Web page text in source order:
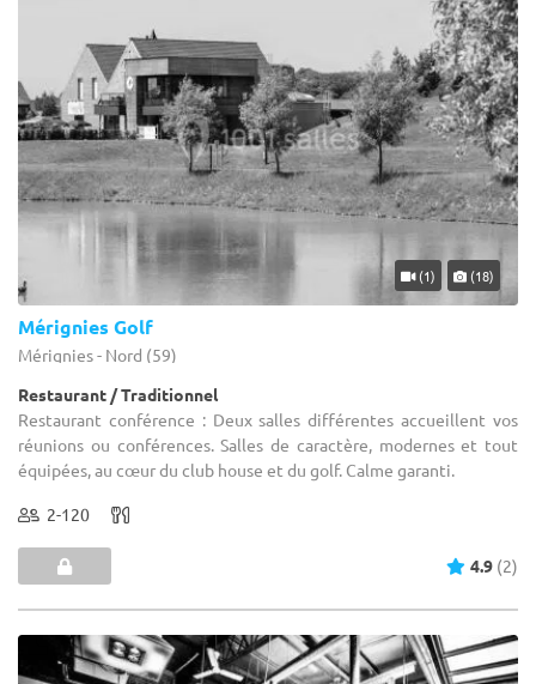
(1) (18)
Mérignies Golf
Mérignies - Nord (59)
Restaurant / Traditionnel
Restaurant conférence : Deux salles différentes accueillent vos
réunions ou conférences. Salles de caractère, modernes et tout
équipées, au cœur du club house et du golf. Calme garanti.
2-120
4.9 (2)